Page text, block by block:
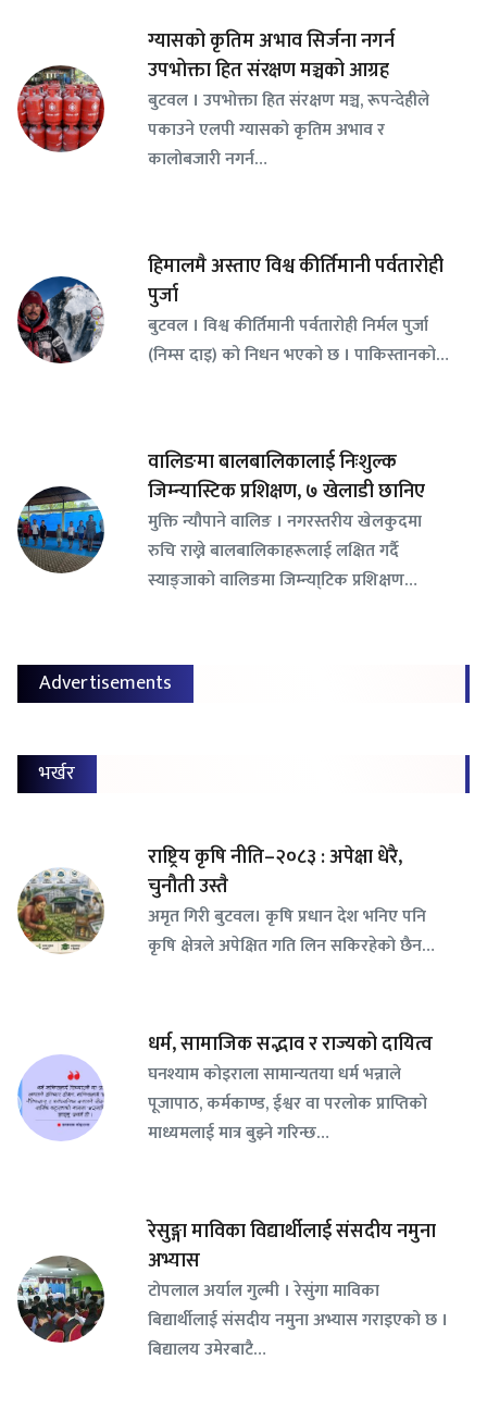
ग्यासको कृतिम अभाव सिर्जना नगर्न
उपभोक्ता हित संरक्षण मञ्चको आग्रह
बुटवल । उपभोक्ता हित संरक्षण मञ्च, रूपन्देहीले
पकाउने एलपी ग्यासको कृतिम अभाव र
कालोबजारी नगर्न…
हिमालमै अस्ताए विश्व कीर्तिमानी पर्वतारोही
पुर्जा
बुटवल । विश्व कीर्तिमानी पर्वतारोही निर्मल पुर्जा
(निम्स दाइ) को निधन भएको छ । पाकिस्तानको…
वालिङमा बालबालिकालाई निःशुल्क
जिम्न्यास्टिक प्रशिक्षण, ७ खेलाडी छानिए
​मुक्ति न्यौपाने वालिङ । नगरस्तरीय खेलकुदमा
रुचि राख्ने बालबालिकाहरूलाई लक्षित गर्दै
स्याङ्जाको वालिङमा जिम्न्या्टिक प्रशिक्षण…
Advertisements
भर्खर
राष्ट्रिय कृषि नीति–२०८३ : अपेक्षा धेरै,
चुनौती उस्तै
अमृत गिरी बुटवल। कृषि प्रधान देश भनिए पनि
कृषि क्षेत्रले अपेक्षित गति लिन सकिरहेको छैन…
धर्म, सामाजिक सद्भाव र राज्यको दायित्व
घनश्याम कोइराला सामान्यतया धर्म भन्नाले
पूजापाठ, कर्मकाण्ड, ईश्वर वा परलोक प्राप्तिको
माध्यमलाई मात्र बुझ्ने गरिन्छ…
रेसुङ्गा माविका विद्यार्थीलाई संसदीय नमुना
अभ्यास
टोपलाल अर्याल गुल्मी । रेसुंगा माविका
बिद्यार्थीलाई संसदीय नमुना अभ्यास गराइएको छ ।
बिद्यालय उमेरबाटै…